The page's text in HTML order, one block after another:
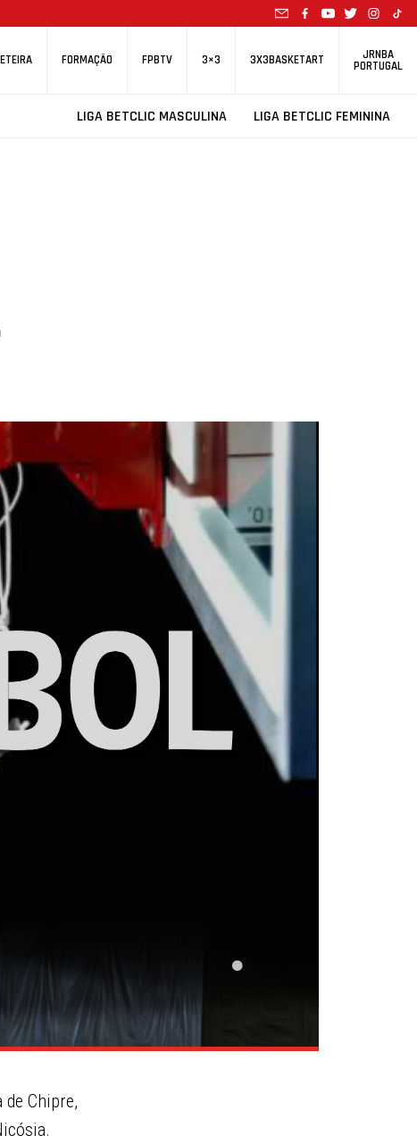
FORMAÇÃO FPBTV 3×3 3X3BASKETART JRNBA
PORTUGAL
LIGA BETCLIC MASCULINA LIGA BETCLIC FEMININA
Chipre,